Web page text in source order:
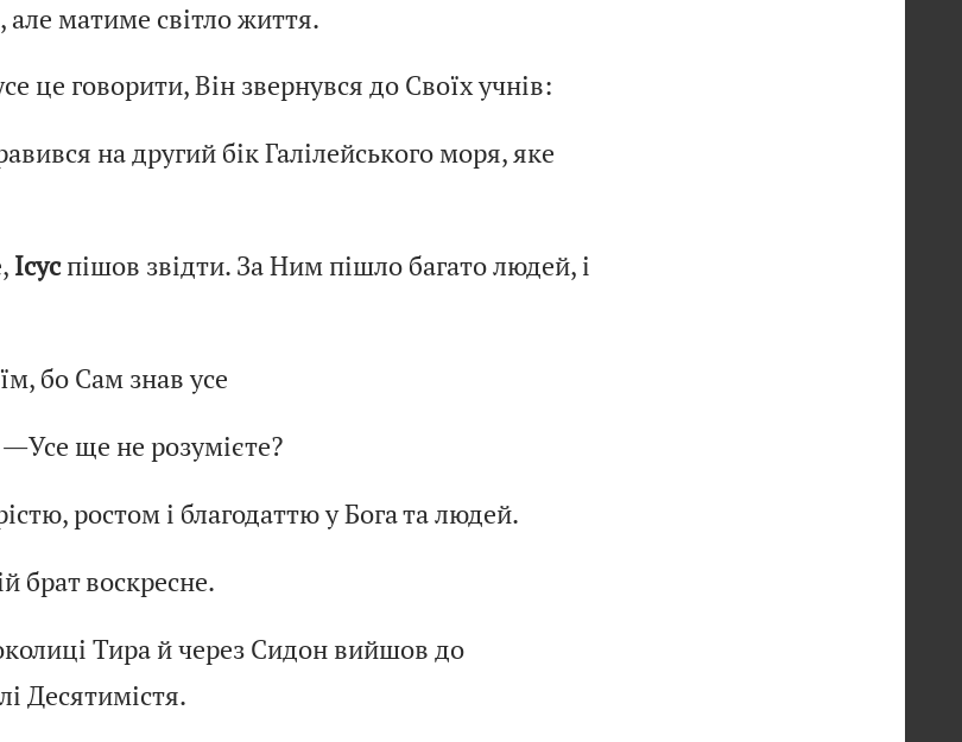
матиме світло життя.
це говорити, Він звернувся до Своїх учнів:
на другий бік Галілейського моря, яке
Ісуспішов звідти. За Ним пішло багато людей, і
бо Сам знав усе
ще не розумієте?
ростом і благодаттю у Бога та людей.
брат воскресне.
Тира й через Сидон вийшов до
Десятимістя.